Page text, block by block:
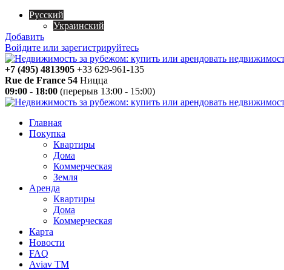
Русский
Украинский
Добавить
Войдите или зарегистрируйтесь
+7 (495) 4813905 +33 629-961-135
Rue de France 54 Ницца
09:00 - 18:00 (перерыв 13:00 - 15:00)
Главная
Покупка
Квартиры
Дома
Коммерческая
Земля
Аренда
Квартиры
Дома
Коммерческая
Карта
Новости
FAQ
Aviav TM